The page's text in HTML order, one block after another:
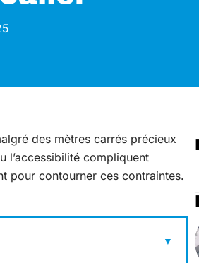
des mètres carrés précieux
l’accessibilité compliquent
pour contourner ces contraintes.